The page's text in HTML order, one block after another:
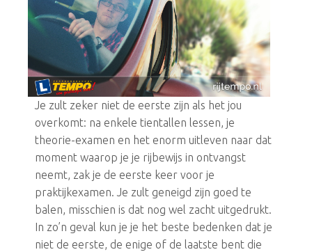
Je zult zeker niet de eerste zijn als het jou
overkomt: na enkele tientallen lessen, je
theorie-examen en het enorm uitleven naar dat
moment waarop je je rijbewijs in ontvangst
neemt, zak je de eerste keer voor je
praktijkexamen. Je zult geneigd zijn goed te
balen, misschien is dat nog wel zacht uitgedrukt.
In zo’n geval kun je je het beste bedenken dat je
niet de eerste, de enige of de laatste bent die